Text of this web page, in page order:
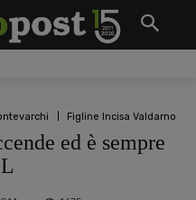
Figline Incisa Valdarno
ed è sempre